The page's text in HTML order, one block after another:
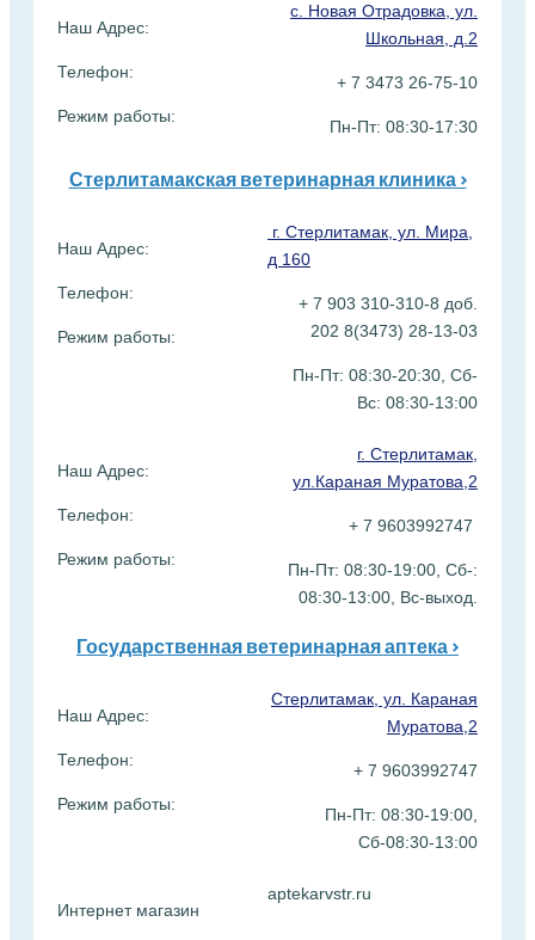
Наш Адрес:
Телефон:
Режим работы:
с. Новая Отрадовка, ул.
Школьная, д.2
+ 7 3473 26-75-10
Пн-Пт: 08:30-17:30
Стерлитамакская ветеринарная клиника >
Наш Адрес:
Телефон:
Режим работы:
г. Стерлитамак, ул. Мира,
д 160
+ 7 903 310-310-8 доб.
202 8(3473) 28-13-03
Пн-Пт: 08:30-20:30, Сб-
Вс: 08:30-13:00
Наш Адрес:
Телефон:
Режим работы:
г. Стерлитамак,
ул.Караная Муратова,2
+ 7 9603992747
Пн-Пт: 08:30-19:00, Сб-:
08:30-13:00, Вс-выход.
Государственная ветеринарная аптека >
Наш Адрес:
Телефон:
Режим работы:
Стерлитамак, ул. Караная
Муратова,2
+ 7 9603992747
Пн-Пт: 08:30-19:00,
Сб-08:30-13:00
Интернет магазин
aptekarvstr.ru